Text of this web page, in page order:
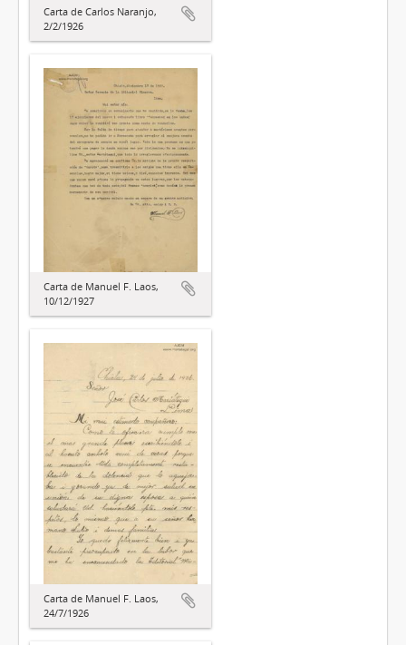
Carta de Carlos Naranjo,
2/2/1926
Carta de Manuel F. Laos,
10/12/1927
Carta de Manuel F. Laos,
24/7/1926